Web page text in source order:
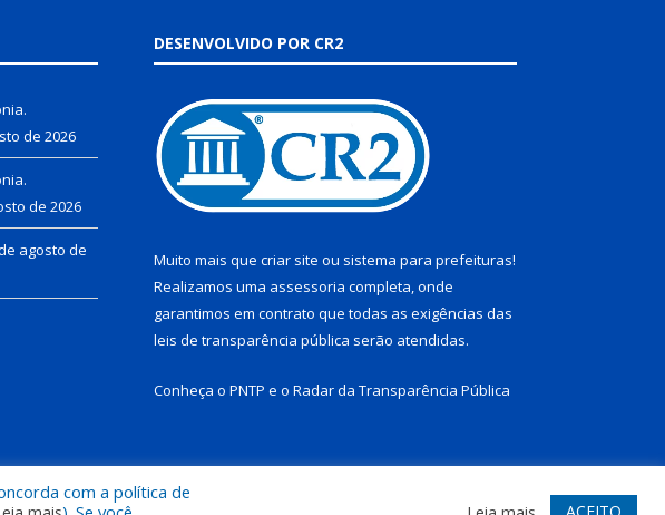
de 2026
de 2026
agosto de
DESENVOLVIDO POR CR2
Muito mais que criar site ou sistema para prefeituras!
Realizamos uma assessoria completa, onde
garantimos em contrato que todas as exigências das
leis de transparência pública serão atendidas.
Conheça o PNTP e o Radar da Transparência Pública
Mapa do Site Acessar Webmail
com a política de
ACEITO